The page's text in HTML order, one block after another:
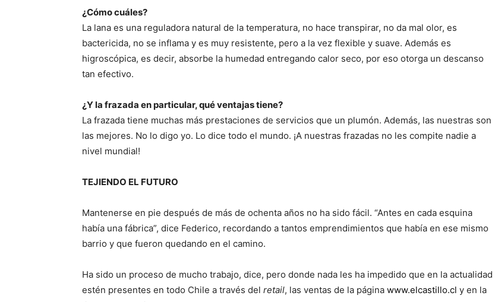
¿Cómo cuáles?
La lana es una reguladora natural de la temperatura, no hace transpirar, no da mal olor, es
bactericida, no se inflama y es muy resistente, pero a la vez flexible y suave. Además es
higroscópica, es decir, absorbe la humedad entregando calor seco, por eso otorga un descanso
tan efectivo.
¿Y la frazada en particular, qué ventajas tiene?
La frazada tiene muchas más prestaciones de servicios que un plumón. Además, las nuestras son
las mejores. No lo digo yo. Lo dice todo el mundo. ¡A nuestras frazadas no les compite nadie a
nivel mundial!
TEJIENDO EL FUTURO
Mantenerse en pie después de más de ochenta años no ha sido fácil. “Antes en cada esquina
había una fábrica”, dice Federico, recordando a tantos emprendimientos que había en ese mismo
barrio y que fueron quedando en el camino.
Ha sido un proceso de mucho trabajo, dice, pero donde nada les ha impedido que en la actualidad
estén presentes en todo Chile a través del retail, las ventas de la página www.elcastillo.cl y en la